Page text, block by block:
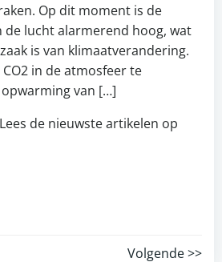
Op dit moment is de
de lucht alarmerend hoog, wat
is van klimaatverandering.
in de atmosfeer te
van […]
de nieuwste artikelen op
Volgende >>